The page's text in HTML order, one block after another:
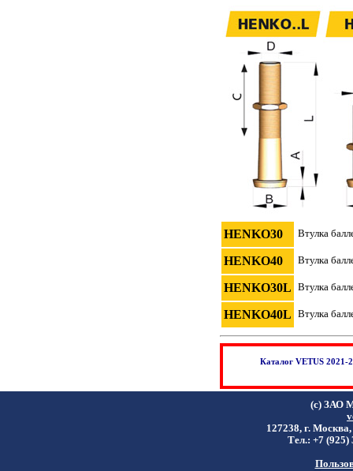
HENKO30 Втулка
HENKO40 Втулка
HENKO30L Втулка
HENKO40L Втулка
Каталог VETUS 2021-
(c) ЗАО
127238, г.
Тел.: +7 (925)